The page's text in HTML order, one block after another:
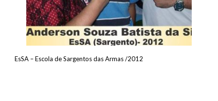
EsSA – Escola de Sargentos das Armas /2012